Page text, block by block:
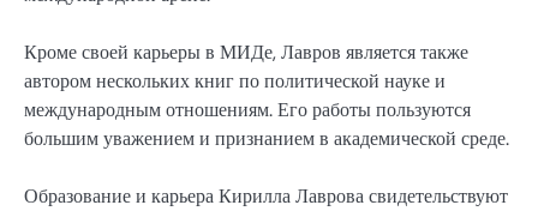
Кроме своей карьеры в МИДе, Лавров является также
автором нескольких книг по политической науке и
международным отношениям. Его работы пользуются
большим уважением и признанием в академической среде.
Образование и карьера Кирилла Лаврова свидетельствуют